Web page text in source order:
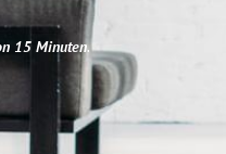
15 Minuten.